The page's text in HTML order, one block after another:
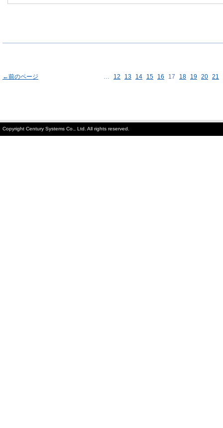
←前のページ … 12 13 14 15 16 17 18 19 20 21
Copyright Century Systems Co., Ltd. All rights reserved.